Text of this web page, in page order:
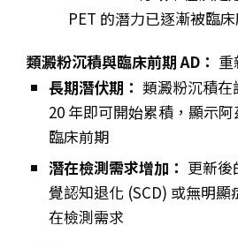
PET 的潛力已逐漸被臨床
類澱粉沉積與臨床前期 AD：
長期潛伏期： 類澱粉沉積
20 年即可開始累積，顯示
臨床前期
潛在檢測需求增加： 更新後
覺認知退化 (SCD) 或無明
在檢測需求